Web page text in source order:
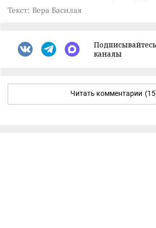
Текст: Вера Басилая
каналы
Читать комментарии